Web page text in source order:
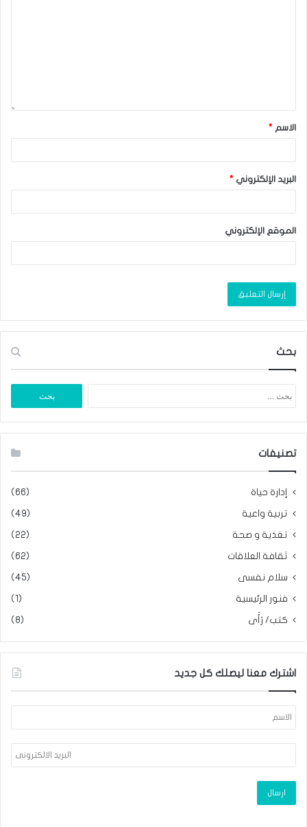
الاسم *
البريد الإلكتروني *
الموقع الإلكتروني
بحث
عن:
تصنيفات
إدارة حياة (66)
تربية واعية (49)
تغذية و صحة (22)
ثقافة العلاقات (62)
سلام نفسى (45)
فنور الرئيسية (1)
كتب/ رَأَى (8)
اشترك معنا ليصلك كل جديد